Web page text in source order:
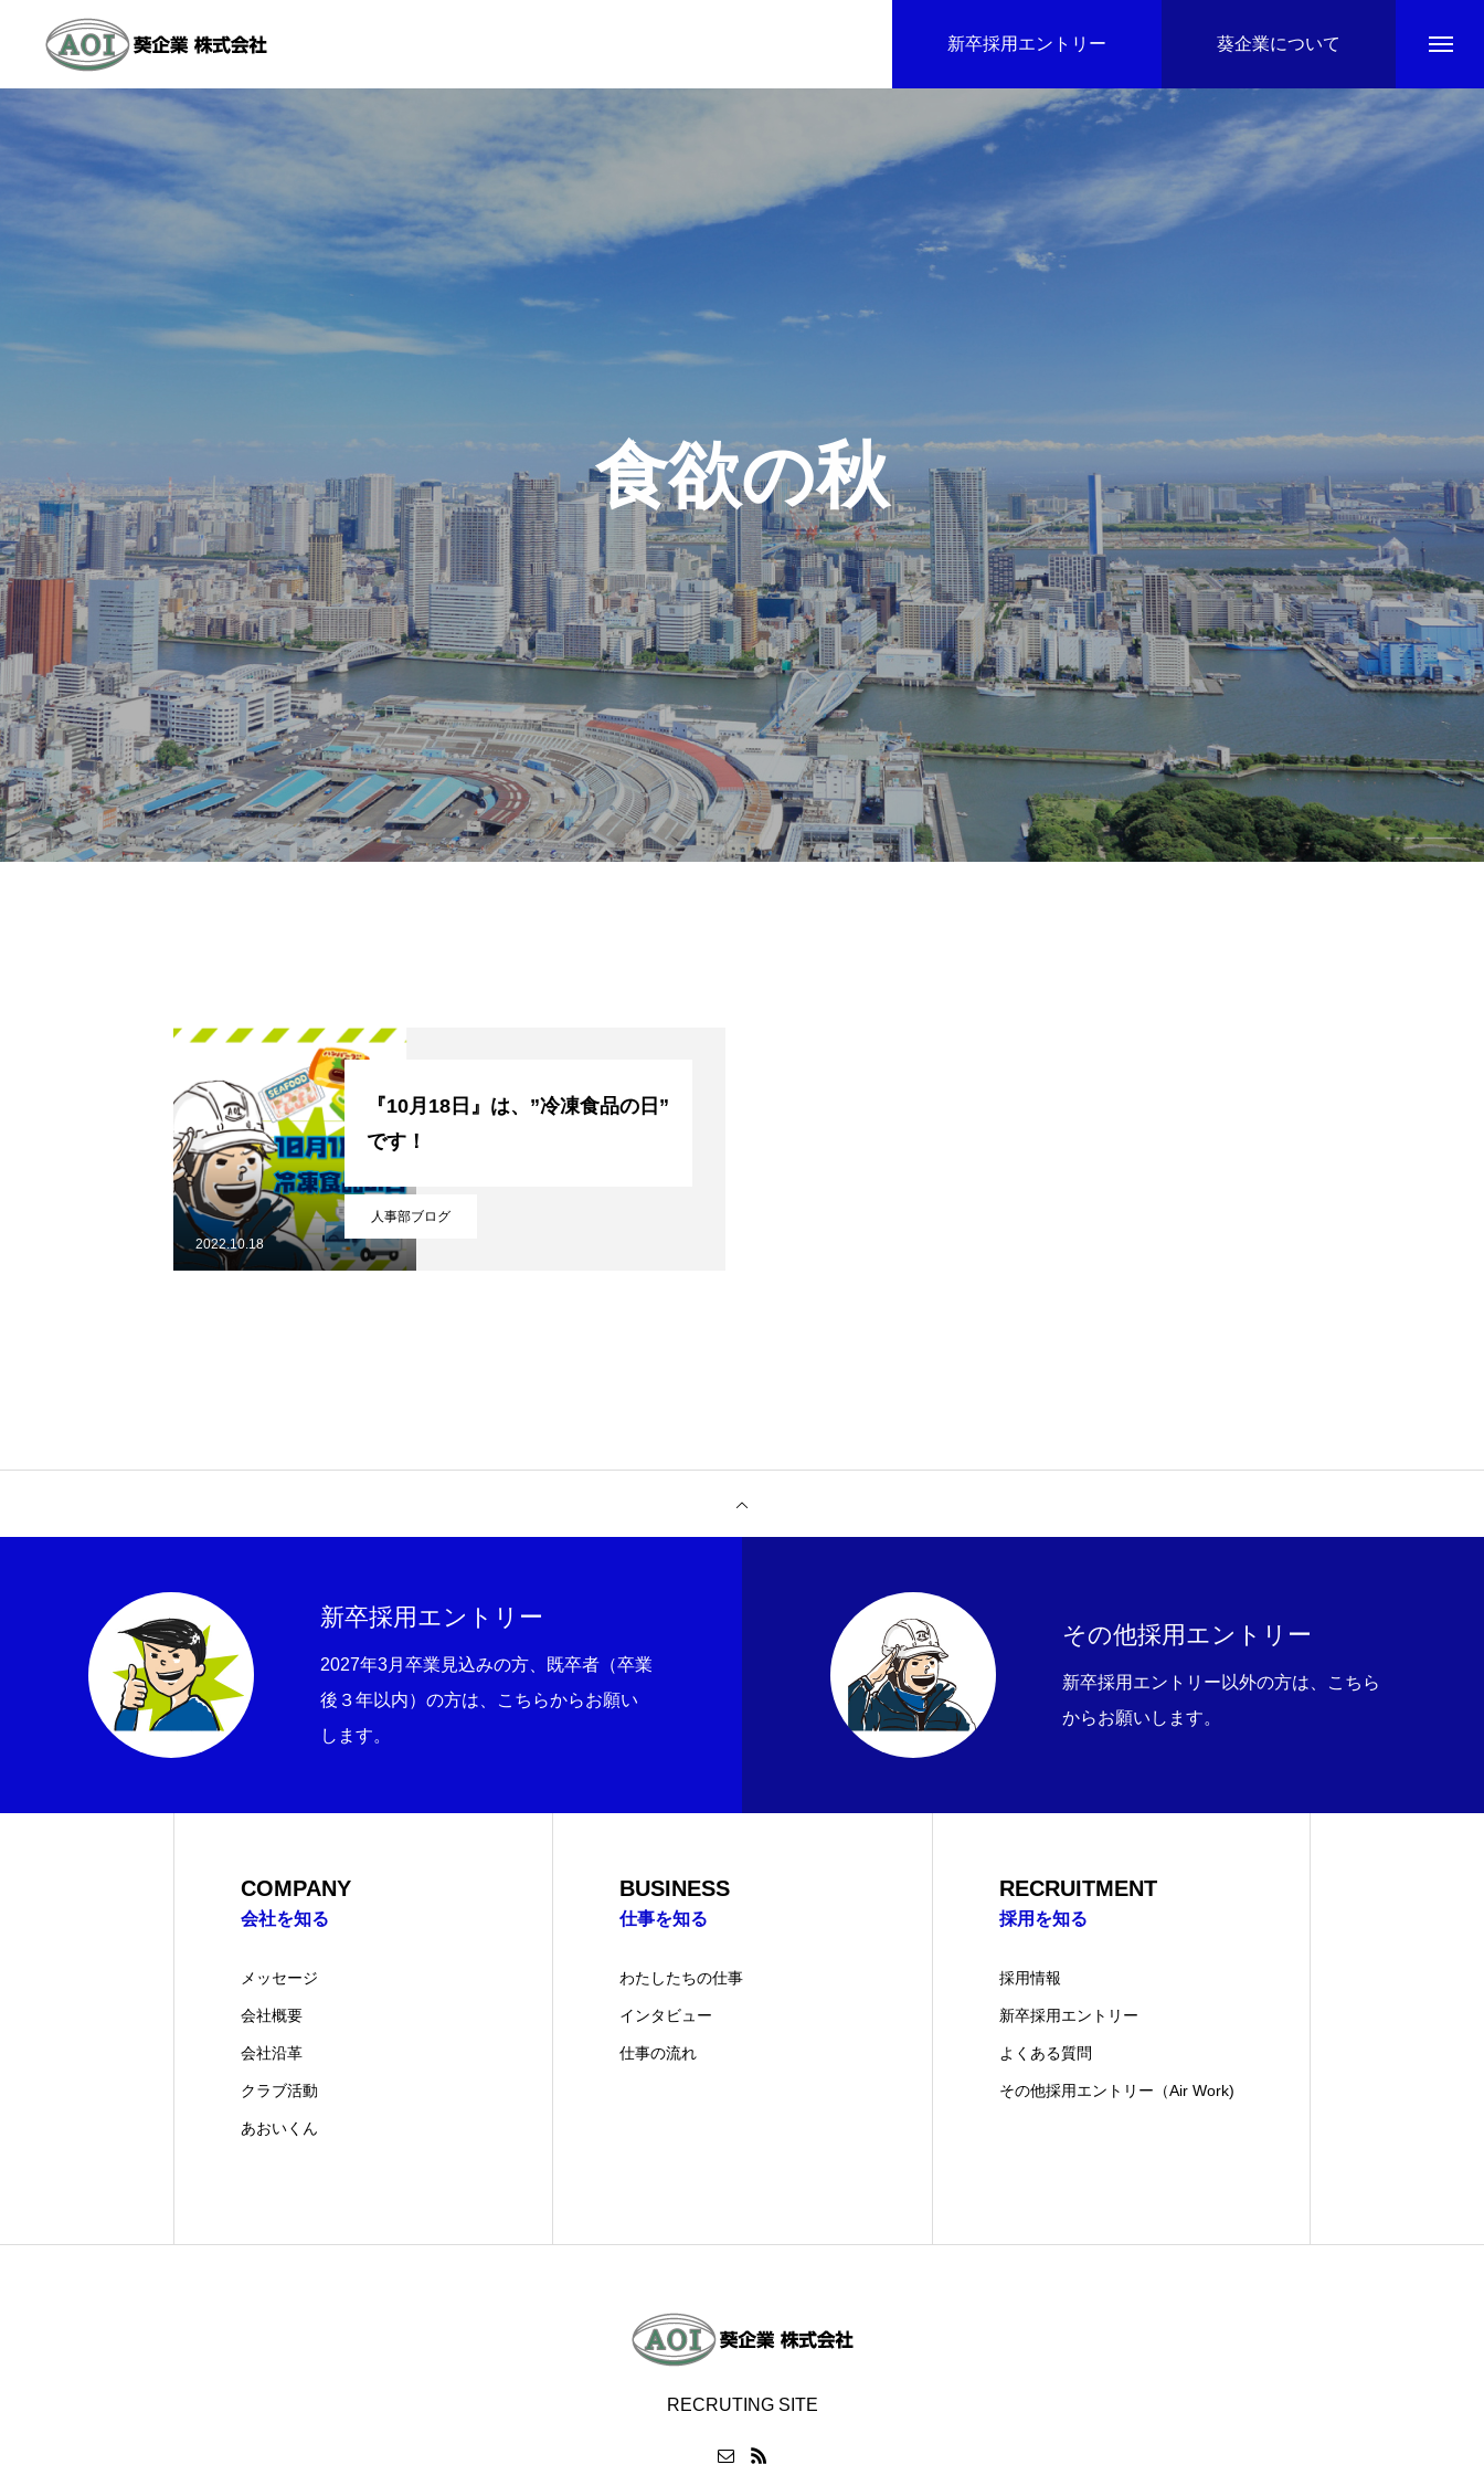
新卒採用エントリー 葵企業について
BUSINESS
食欲の秋
人事部ブログ
『10月18日』は、”冷凍食品の日”
です！
2022.10.18
新卒採用エントリー
2027年3月卒業見込みの方、既卒者（卒業
後３年以内）の方は、こちらからお願い
します。
その他採用エントリー
新卒採用エントリー以外の方は、こちら
からお願いします。
COMPANY
会社を知る
メッセージ
会社概要
会社沿革
クラブ活動
あおいくん
BUSINESS
仕事を知る
わたしたちの仕事
インタビュー
仕事の流れ
RECRUITMENT
採用を知る
採用情報
新卒採用エントリー
よくある質問
その他採用エントリー（Air Work)
RECRUTING SITE